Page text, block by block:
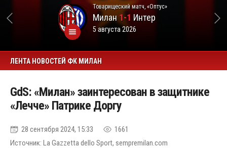
Товарищеский матч, «Оптус»
Милан1-1 Интер
5 августа 2026
ЛЕНТА НОВОСТЕЙ ФК МИЛАН
GdS: «Милан» заинтересован в защитнике
«Лечче» Патрике Доргу
28 сентября 2024, 15:33
1661
Источник: La Gazzetta dello Sport, sempremilan.com